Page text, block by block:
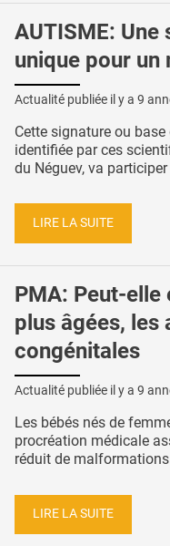
AUTISME:
unique pour
Actualité publiée il y a 9
Cette signature ou
identifiée par ces
du Néguev, va
LIRE LA SUITE
PMA: Peut-
plus âgées, les
congénitales
Actualité publiée il y a 9
Les bébés nés de
procréation médicale
réduit de
LIRE LA SUITE